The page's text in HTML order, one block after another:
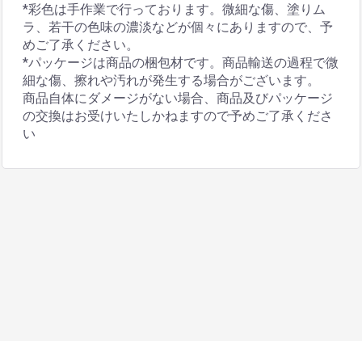
*彩色は手作業で行っております。微細な傷、塗りム
ラ、若干の色味の濃淡などが個々にありますので、予
めご了承ください。
*パッケージは商品の梱包材です。商品輸送の過程で微
細な傷、擦れや汚れが発生する場合がございます。
商品自体にダメージがない場合、商品及びパッケージ
の交換はお受けいたしかねますので予めご了承くださ
い